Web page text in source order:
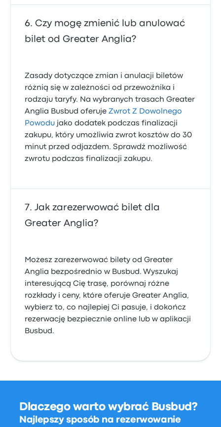
Czy mogę zmienić lub anulować
bilet od Greater Anglia?
Zasady dotyczące zmian i anulacji biletów
różnią się w zależności od przewoźnika i
rodzaju taryfy. Na wybranych trasach Greater
Anglia Busbud oferujeZwrot Z Dowolnego
Powodu jako dodatek podczas finalizacji
zakupu, który umożliwia zwrot kosztów do 30
minut przed odjazdem. Sprawdź możliwość
zwrotu podczas finalizacji zakupu.
Jak zarezerwować bilet dla
Greater Anglia?
Możesz zarezerwować bilety od Greater
Anglia bezpośrednio w Busbud. Wyszukaj
interesującą Cię trasę, porównaj różne
rozkłady i ceny, które oferuje Greater Anglia,
wybierz to, co najlepiej Ci pasuje, i dokończ
rezerwację bezpiecznie online lub w aplikacji
Busbud.
Dlaczego warto wybrać Busbud?
Najlepszy sposób na rezerwowanie